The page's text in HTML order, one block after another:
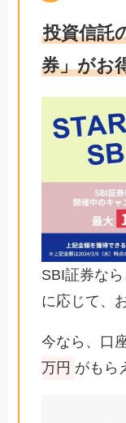
投資信託
券」がお
SBI証券な
に応じて、
今なら、口
万円 がもら